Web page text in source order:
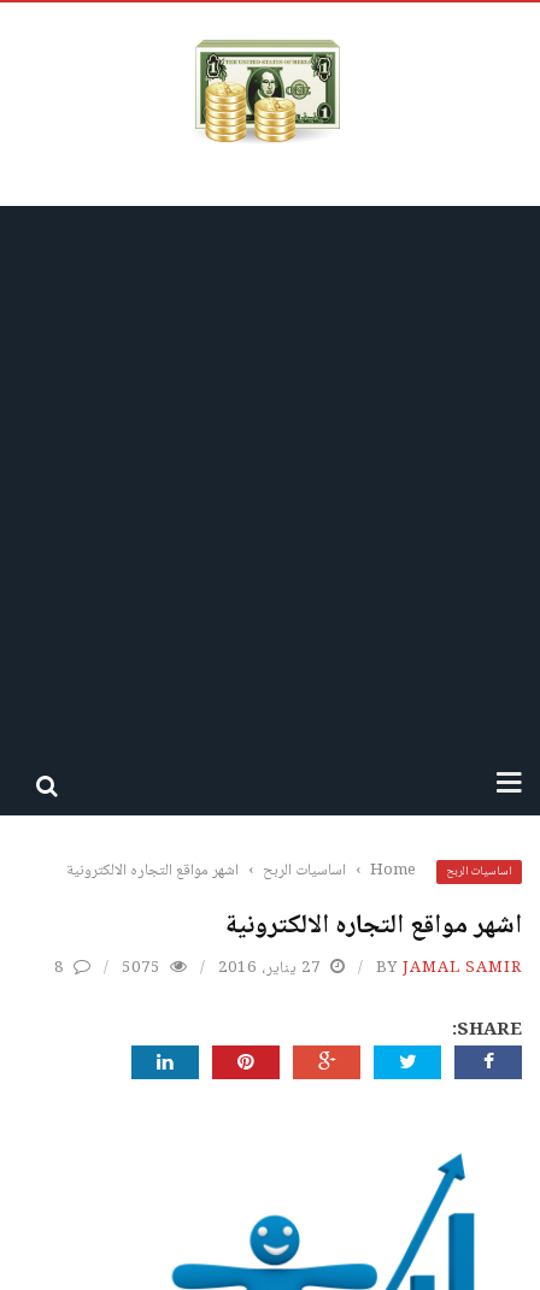
اساسيات الربح Home
› اساسيات الربح › اشهر مواقع التجاره الالكترونية
اشهر مواقع التجاره الالكترونية
BYJAMAL SAMIR 27 يناير، 2016 5075
8
SHARE: